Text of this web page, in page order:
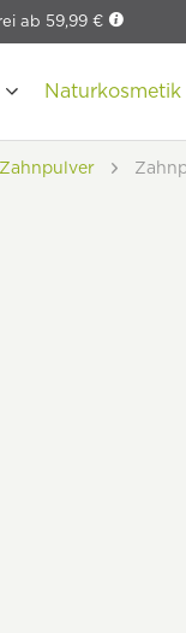
ab 59,99 €
Naturkosmetik